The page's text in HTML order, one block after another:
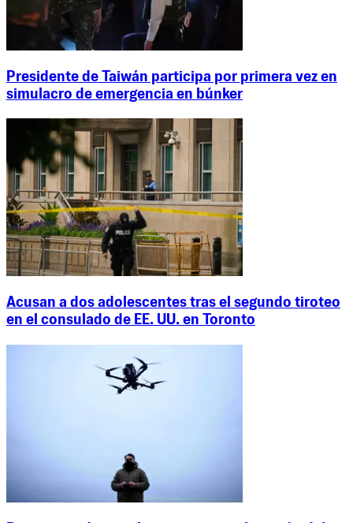
Presidente de Taiwán participa por primera vez en
simulacro de emergencia en búnker
Acusan a dos adolescentes tras el segundo tiroteo
en el consulado de EE. UU. en Toronto